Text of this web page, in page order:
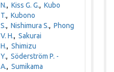
N.,Kiss G. G.,Kubo
T.,Kubono
S.,Nishimura S.,Phong
V. H.,Sakurai
H.,Shimizu
Y.,Söderström P. -
A.,Sumikama